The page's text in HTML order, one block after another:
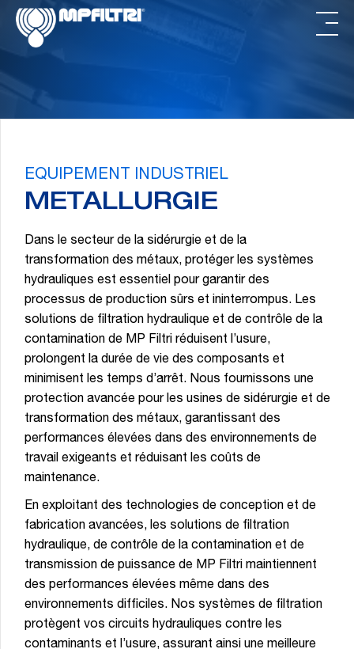
Passer
contenu
Passer
EQUIPEMENT INDUSTRIEL
METALLURGIE
Dans le secteur de la sidérurgie et de la
transformation des métaux, protéger les systèmes
hydrauliques est essentiel pour garantir des
processus de production sûrs et ininterrompus. Les
solutions de filtration hydraulique et de contrôle de la
contamination de MP Filtri réduisent l’usure,
prolongent la durée de vie des composants et
minimisent les temps d’arrêt. Nous fournissons une
protection avancée pour les usines de sidérurgie et de
transformation des métaux, garantissant des
performances élevées dans des environnements de
travail exigeants et réduisant les coûts de
maintenance.
En exploitant des technologies de conception et de
fabrication avancées, les solutions de filtration
hydraulique, de contrôle de la contamination et de
transmission de puissance de MP Filtri maintiennent
des performances élevées même dans des
environnements difficiles. Nos systèmes de filtration
protègent vos circuits hydrauliques contre les
contaminants et l’usure, assurant ainsi une meilleure